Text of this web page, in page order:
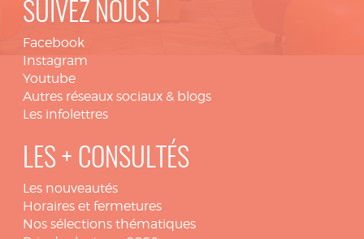
SUIVEZ NOUS !
Facebook
Instagram
Youtube
Autres réseaux sociaux & blogs
Les infolettres
LES + CONSULTÉS
Les nouveautés
Horaires et fermetures
Nos sélections thématiques